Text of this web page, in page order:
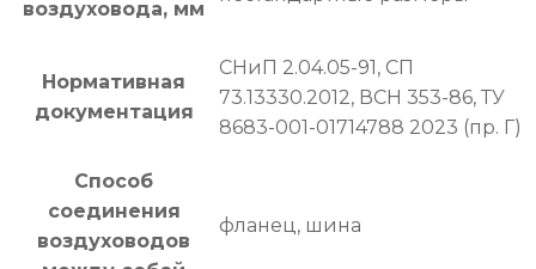
воздуховода, мм
Нормативная
документация
СНиП 2.04.05-91, СП
73.13330.2012, ВСН 353-86, ТУ
8683-001-01714788 2023 (пр. Г)
Способ
соединения
воздуховодов
фланец, шина